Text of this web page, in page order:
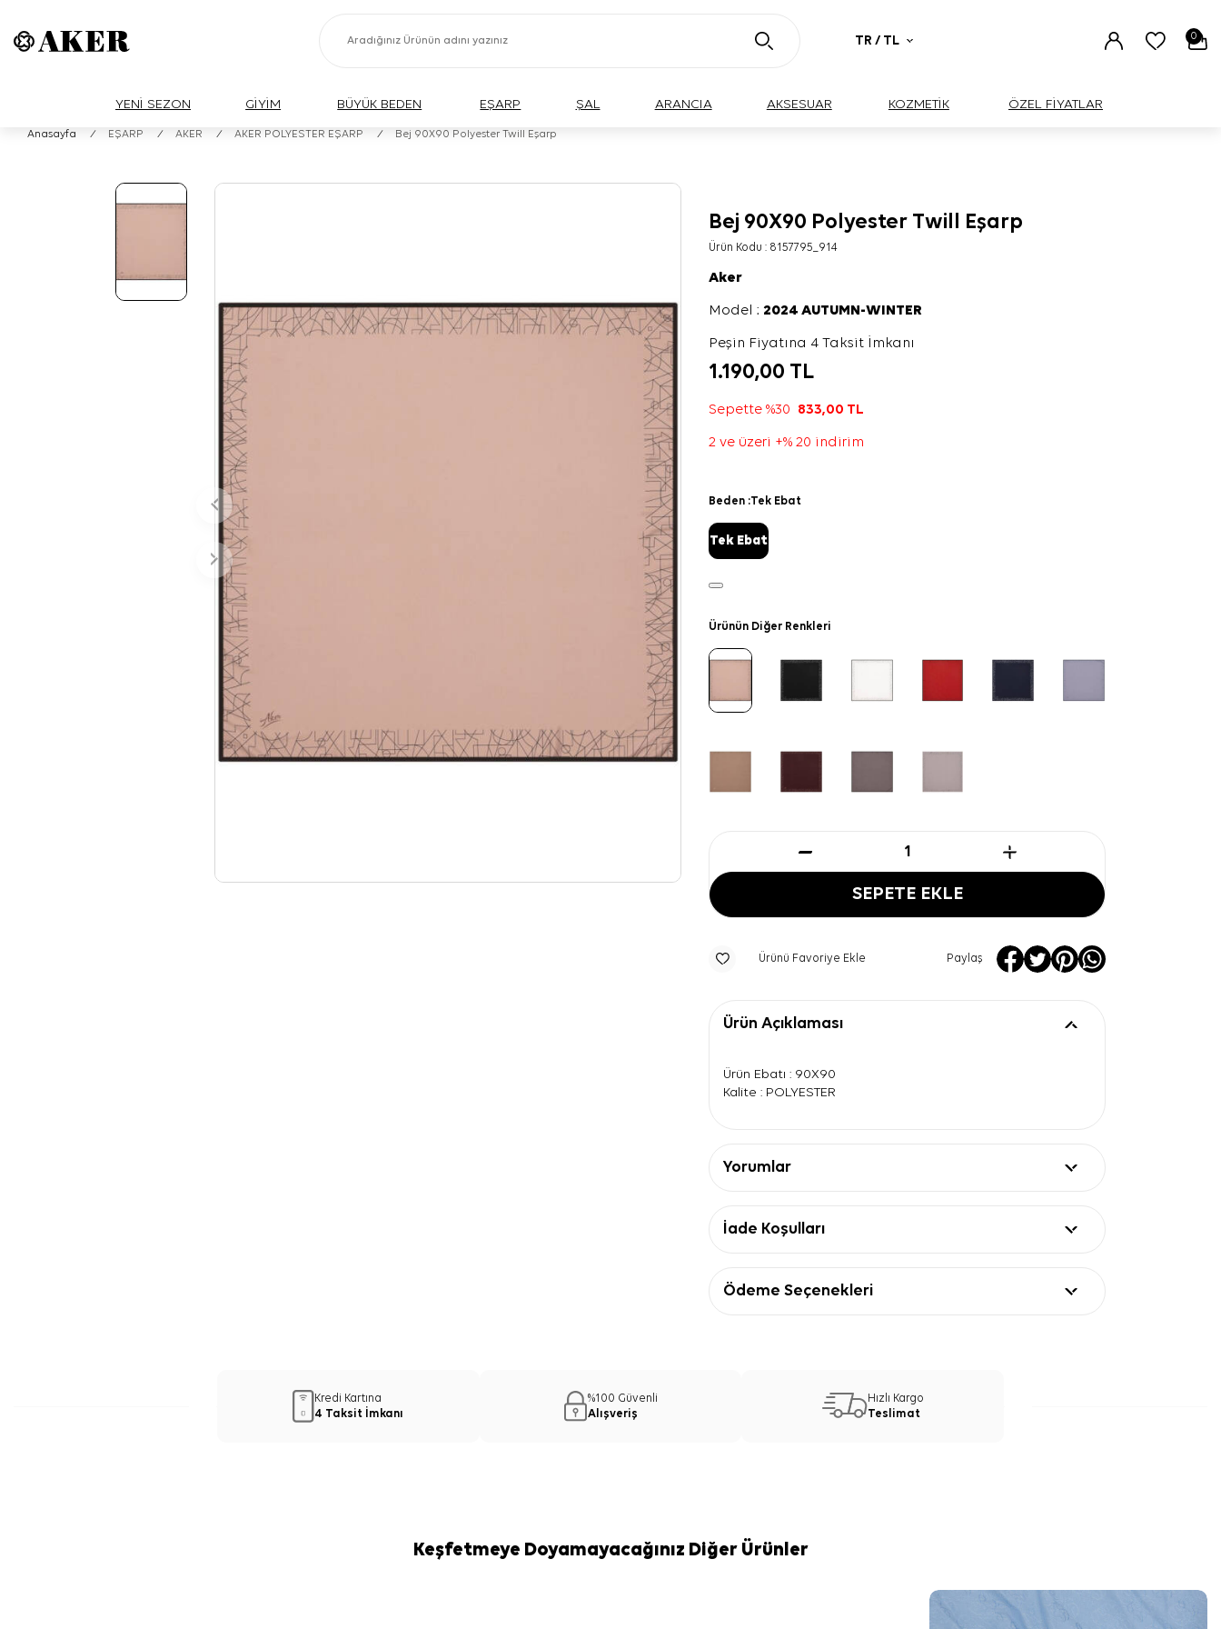
TR / TL 0
YENİ SEZON GİYİM BÜYÜK BEDEN EŞARP ŞAL ARANCIA AKSESUAR KOZMETİK ÖZEL FİYATLAR
Anasayfa / EŞARP / AKER / AKER POLYESTER EŞARP / Bej 90X90 Polyester Twill Eşarp
Bej 90X90 Polyester Twill Eşarp
Ürün Kodu : 8157795_914
Aker
Model :2024 AUTUMN-WINTER
Peşin Fiyatına 4 Taksit İmkanı
1.190,00 TL
Sepette %30 833,00 TL
2 ve üzeri +% 20 indirim
Beden :Tek Ebat
Tek Ebat
Ürünün Diğer Renkleri
SEPETE EKLE
Ürünü Favoriye Ekle Paylaş
Ürün Açıklaması
Ürün Ebatı : 90X90
Kalite : POLYESTER
Yorumlar
İade Koşulları
Ödeme Seçenekleri
Kredi Kartına
4 Taksit İmkanı
%100 Güvenli
Alışveriş
Hızlı Kargo
Teslimat
Keşfetmeye Doyamayacağınız Diğer Ürünler